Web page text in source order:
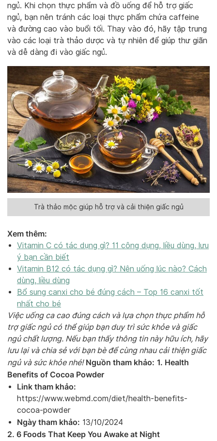
ngủ. Khi chọn thực phẩm và đồ uống để hỗ trợ giấc
ngủ, bạn nên tránh các loại thực phẩm chứa caffeine
và đường cao vào buổi tối. Thay vào đó, hãy tập trung
vào các loại trà thảo dược và tự nhiên để giúp thư giãn
và dễ dàng đi vào giấc ngủ.
Trà thảo mộc giúp hỗ trợ và cải thiện giấc ngủ
Xem thêm:
Vitamin C có tác dụng gì? 11 công dụng, liều dùng, lưu
ý bạn cần biết
Vitamin B12 có tác dụng gì? Nên uống lúc nào? Cách
dùng, liều dùng
Bổ sung canxi cho bé đúng cách – Top 16 canxi tốt
nhất cho bé
Việc uống ca cao đúng cách và lựa chọn thực phẩm hỗ
trợ giấc ngủ có thể giúp bạn duy trì sức khỏe và giấc
ngủ chất lượng. Nếu bạn thấy thông tin này hữu ích, hãy
lưu lại và chia sẻ với bạn bè để cùng nhau cải thiện giấc
ngủ và sức khỏe nhé! Nguồn tham khảo: 1. Health
Benefits of Cocoa Powder
Link tham khảo:
https://www.webmd.com/diet/health-benefits-
cocoa-powder
Ngày tham khảo: 13/10/2024
2. 6 Foods That Keep You Awake at Night